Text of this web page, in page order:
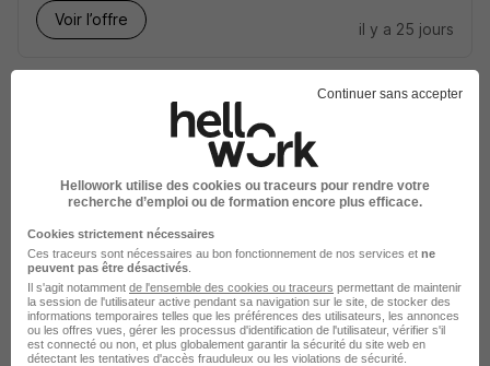
Voir l’offre
il y a 25 jours
Cuisinier H/F
Bordeaux - 33 CDI
Voir l’offre
il y a 16 jours
Continuer sans accepter
Hellowork utilise des cookies ou traceurs pour rendre votre
recherche d’emploi ou de formation encore plus efficace.
Cookies strictement nécessaires
Ces traceurs sont nécessaires au bon fonctionnement de nos services et ne
peuvent pas être désactivés
Il s'agit notamment de l'ensemble des cookies ou traceurs permettant de maintenir
la session de l'utilisateur active pendant sa navigation sur le site, de stocker des
informations temporaires telles que les préférences des utilisateurs, les annonces
ou les offres vues, gérer les processus d'identification de l'utilisateur, vérifier s'il
est connecté ou non, et plus globalement garantir la sécurité du site web en
détectant les tentatives d'accès frauduleux ou les violations de sécurité.